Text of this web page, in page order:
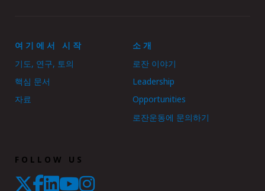
여기에서 시작
기도, 연구, 토의
핵심 문서
자료
소개
로잔 이야기
Leadership
Opportunities
로잔운동에 문의하기
FOLLOW US